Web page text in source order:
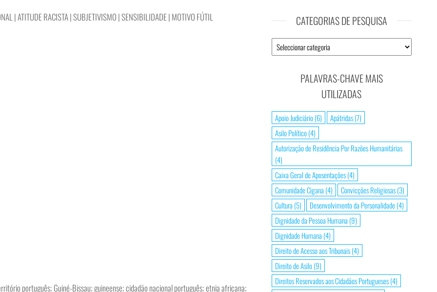
| ATITUDE RACISTA | SUBJETIVISMO | SENSIBILIDADE | MOTIVO FÚTIL
português; Guiné-Bissau; guineense; cidadão nacional português; etnia africana;
CATEGORIAS DE PESQUISA
Categorias
de
PALAVRAS-CHAVE MAIS
UTILIZADAS
Apoio Judiciário(6) Apátridas(7)
Asilo Político(4)
Autorização de Residência Por Razões Humanitárias
(4)
Caixa Geral de Aposentações(4)
Comunidade Cigana (4) Convicções Religiosas(3)
Cultura (5) Desenvolvimento da Personalidade(4)
Dignidade da Pessoa Humana (9)
Dignidade Humana (4)
Direito de Acesso aos Tribunais(4)
Direito de Asilo(9)
Direitos Reservados aos Cidadãos Portugueses(4)